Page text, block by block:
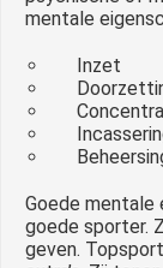
mentale
Inzet
Goede mentale
goede sporter.
geven.